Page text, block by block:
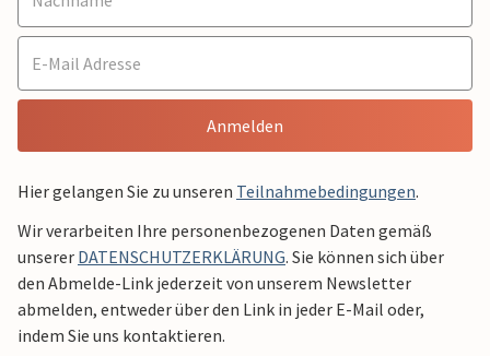
Anmelden
Hier gelangen Sie zu unseren Teilnahmebedingungen.
Wir verarbeiten Ihre personenbezogenen Daten gemäß
unserer DATENSCHUTZERKLÄRUNG. Sie können sich über
den Abmelde-Link jederzeit von unserem Newsletter
abmelden, entweder über den Link in jeder E-Mail oder,
indem Sie uns kontaktieren.